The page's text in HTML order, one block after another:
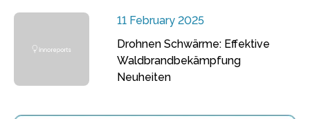
11 February 2025
Drohnen Schwärme: Effektive
Waldbrandbekämpfung
Neuheiten